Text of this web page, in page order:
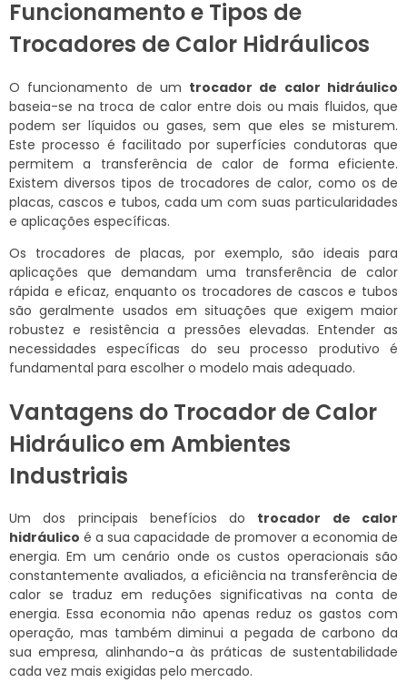
Funcionamento e Tipos de
Trocadores de Calor Hidráulicos
O funcionamento de um trocador de calor hidráulico
baseia-se na troca de calor entre dois ou mais fluidos, que
podem ser líquidos ou gases, sem que eles se misturem.
Este processo é facilitado por superfícies condutoras que
permitem a transferência de calor de forma eficiente.
Existem diversos tipos de trocadores de calor, como os de
placas, cascos e tubos, cada um com suas particularidades
e aplicações específicas.
Os trocadores de placas, por exemplo, são ideais para
aplicações que demandam uma transferência de calor
rápida e eficaz, enquanto os trocadores de cascos e tubos
são geralmente usados em situações que exigem maior
robustez e resistência a pressões elevadas. Entender as
necessidades específicas do seu processo produtivo é
fundamental para escolher o modelo mais adequado.
Vantagens do Trocador de Calor
Hidráulico em Ambientes
Industriais
Um dos principais benefícios do trocador de calor
hidráulico é a sua capacidade de promover a economia de
energia. Em um cenário onde os custos operacionais são
constantemente avaliados, a eficiência na transferência de
calor se traduz em reduções significativas na conta de
energia. Essa economia não apenas reduz os gastos com
operação, mas também diminui a pegada de carbono da
sua empresa, alinhando-a às práticas de sustentabilidade
cada vez mais exigidas pelo mercado.